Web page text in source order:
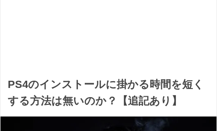
PS4のインストールに掛かる時間を短く
する方法は無いのか？【追記あり】